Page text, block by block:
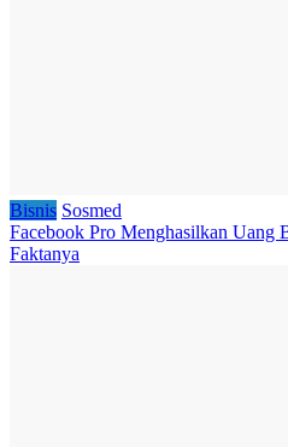
Bisnis Sosmed
Facebook Pro Menghasilkan Uang
Faktanya